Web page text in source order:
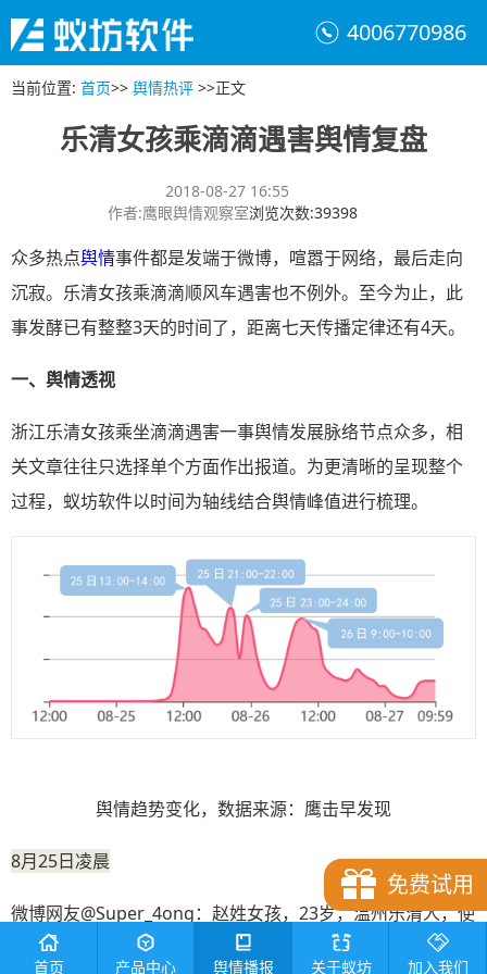
4006770986
当前位置: 首页>> 舆情热评 >>正文
乐清女孩乘滴滴遇害舆情复盘
2018-08-27 16:55
作者:鹰眼舆情观察室浏览次数:39398
众多热点舆情事件都是发端于微博，喧嚣于网络，最后走向
沉寂。乐清女孩乘滴滴顺风车遇害也不例外。至今为止，此
事发酵已有整整3天的时间了，距离七天传播定律还有4天。
一、 舆情透视
浙江乐清女孩乘坐滴滴遇害一事舆情发展脉络节点众多，相
关文章往往只选择单个方面作出报道。为更清晰的呈现整个
过程，蚁坊软件以时间为轴线结合舆情峰值进行梳理。
舆情趋势变化，数据来源：鹰击早发现
8月25日凌晨
微博网友@Super_4ong：赵姓女孩，23岁，温州乐清人，使
用滴滴顺风车，于下午一点半左右于乐清飞虹南路上车，目
免费试用
首页 产品中心 舆情播报 关于蚁坊 加入我们